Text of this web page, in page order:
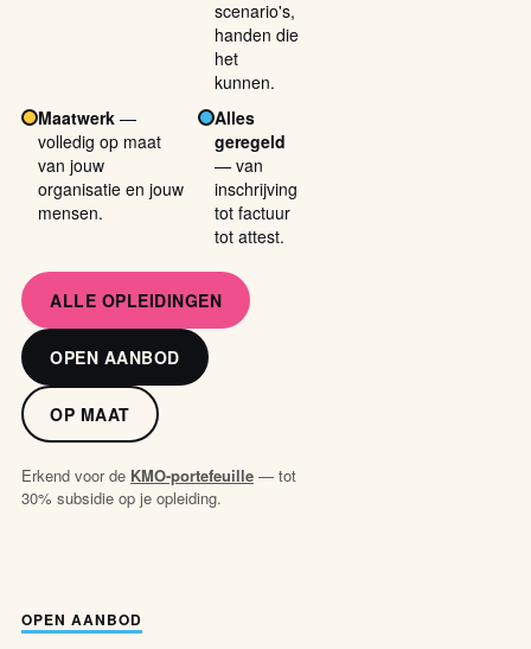
scenario's,
handen die
het
kunnen.
Maatwerk —
volledig op maat
van jouw
organisatie en jouw
mensen.
Alles
geregeld
— van
inschrijving
tot factuur
tot attest.
ALLE OPLEIDINGEN
OPEN AANBOD
OP MAAT
Erkend voor de KMO-portefeuille — tot
30% subsidie op je opleiding.
OPEN AANBOD